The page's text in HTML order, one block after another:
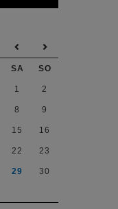
SA SO
1 2
8 9
15 16
22 23
29 30